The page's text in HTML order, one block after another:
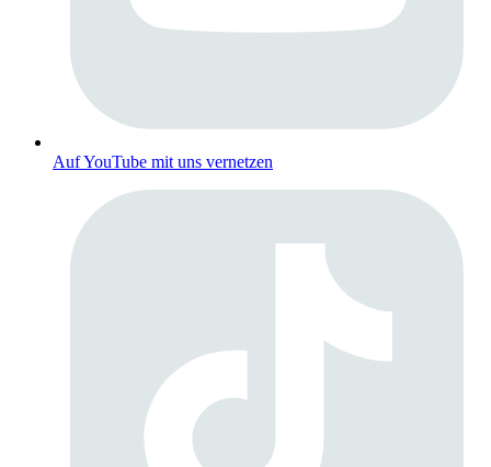
Auf YouTube mit uns vernetzen